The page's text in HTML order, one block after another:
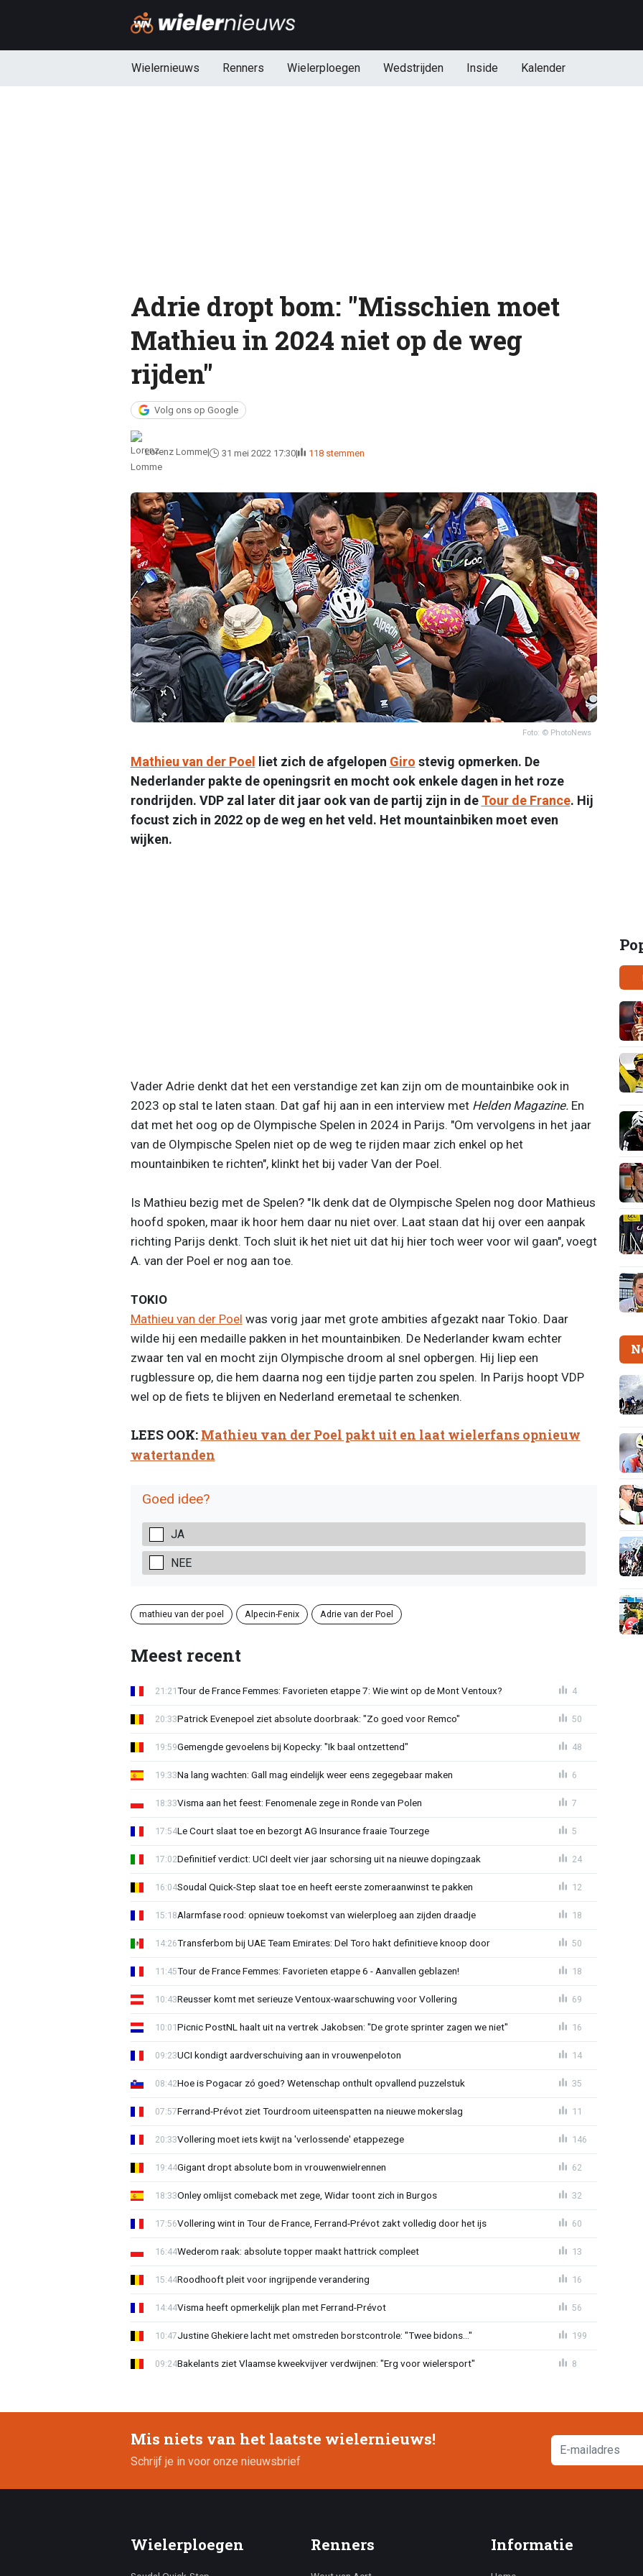
Wielernieuws Renners Wielerploegen Wedstrijden Inside Kalender
Adrie dropt bom: "Misschien moet
Mathieu in 2024 niet op de weg
rijden"
Volg ons op Google
Lorenz Lomme 31 mei 2022 17:30 118 stemmen
Foto: © PhotoNews
Mathieu van der Poel liet zich de afgelopen Giro stevig opmerken. De
Nederlander pakte de openingsrit en mocht ook enkele dagen in het roze
rondrijden. VDP zal later dit jaar ook van de partij zijn in de Tour de France. Hij
focust zich in 2022 op de weg en het veld. Het mountainbiken moet even
wijken.
Vader Adrie denkt dat het een verstandige zet kan zijn om de mountainbike ook in
2023 op stal te laten staan. Dat gaf hij aan in een interview met Helden Magazine. En
dat met het oog op de Olympische Spelen in 2024 in Parijs. "Om vervolgens in het jaar
van de Olympische Spelen niet op de weg te rijden maar zich enkel op het
mountainbiken te richten", klinkt het bij vader Van der Poel.
Is Mathieu bezig met de Spelen? "Ik denk dat de Olympische Spelen nog door Mathieus
hoofd spoken, maar ik hoor hem daar nu niet over. Laat staan dat hij over een aanpak
richting Parijs denkt. Toch sluit ik het niet uit dat hij hier toch weer voor wil gaan", voegt
A. van der Poel er nog aan toe.
TOKIO
Mathieu van der Poel was vorig jaar met grote ambities afgezakt naar Tokio. Daar
wilde hij een medaille pakken in het mountainbiken. De Nederlander kwam echter
zwaar ten val en mocht zijn Olympische droom al snel opbergen. Hij liep een
rugblessure op, die hem daarna nog een tijdje parten zou spelen. In Parijs hoopt VDP
wel op de fiets te blijven en Nederland eremetaal te schenken.
LEES OOK: Mathieu van der Poel pakt uit en laat wielerfans opnieuw
watertanden
Goed idee?
JA
NEE
mathieu van der poel Alpecin-Fenix Adrie van der Poel
Meest recent
Tour de France Femmes: Favorieten etappe 7: Wie wint op de Mont Ventoux?
21:21 4
Patrick Evenepoel ziet absolute doorbraak: "Zo goed voor Remco"
20:33 50
Gemengde gevoelens bij Kopecky: "Ik baal ontzettend"
19:59 48
Na lang wachten: Gall mag eindelijk weer eens zegegebaar maken
19:33 6
Visma aan het feest: Fenomenale zege in Ronde van Polen
18:33 7
Le Court slaat toe en bezorgt AG Insurance fraaie Tourzege
17:54 5
Definitief verdict: UCI deelt vier jaar schorsing uit na nieuwe dopingzaak
17:02 24
Soudal Quick-Step slaat toe en heeft eerste zomeraanwinst te pakken
16:04 12
Alarmfase rood: opnieuw toekomst van wielerploeg aan zijden draadje
15:18 18
Transferbom bij UAE Team Emirates: Del Toro hakt definitieve knoop door
14:26 50
Tour de France Femmes: Favorieten etappe 6 - Aanvallen geblazen!
11:45 18
Reusser komt met serieuze Ventoux-waarschuwing voor Vollering
10:43 69
Picnic PostNL haalt uit na vertrek Jakobsen: "De grote sprinter zagen we niet"
10:01 16
UCI kondigt aardverschuiving aan in vrouwenpeloton
09:23 14
Hoe is Pogacar zó goed? Wetenschap onthult opvallend puzzelstuk
08:42 35
Ferrand-Prévot ziet Tourdroom uiteenspatten na nieuwe mokerslag
07:57 11
Vollering moet iets kwijt na 'verlossende' etappezege
20:33 146
Gigant dropt absolute bom in vrouwenwielrennen
19:44 62
Onley omlijst comeback met zege, Widar toont zich in Burgos
18:33 32
Vollering wint in Tour de France, Ferrand-Prévot zakt volledig door het ijs
17:56 60
Wederom raak: absolute topper maakt hattrick compleet
16:44 13
Roodhooft pleit voor ingrijpende verandering
15:44 16
Visma heeft opmerkelijk plan met Ferrand-Prévot
14:44 56
Justine Ghekiere lacht met omstreden borstcontrole: "Twee bidons..."
10:47 199
Bakelants ziet Vlaamse kweekvijver verdwijnen: "Erg voor wielersport"
09:24 8
Mis niets van het laatste wielernieuws!
Schrijf je in voor onze nieuwsbrief
Wielerploegen Renners Informatie